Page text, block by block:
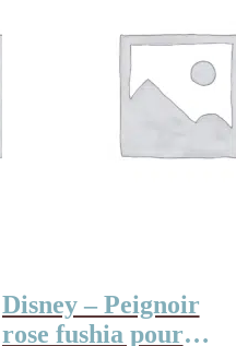
Disney – Peignoir
rose fushia pour